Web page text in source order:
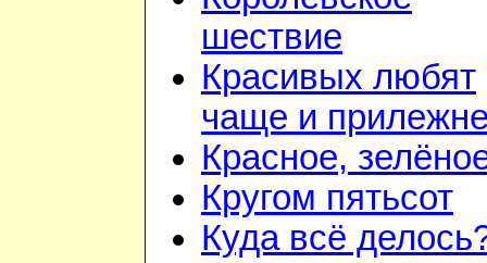
шествие
Красивых любят
чаще и
Красное,
Кругом пятьсот
Куда всё